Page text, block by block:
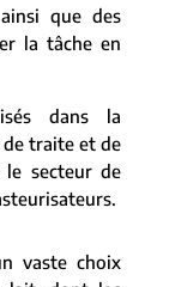
que des
la tâche en
dans la
traite et de
le secteur de
vaste choix